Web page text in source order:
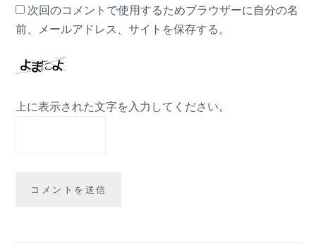
次回のコメントで使用するためブラウザーに自分の名
前、メールアドレス、サイトを保存する。
上に表示された文字を入力してください。